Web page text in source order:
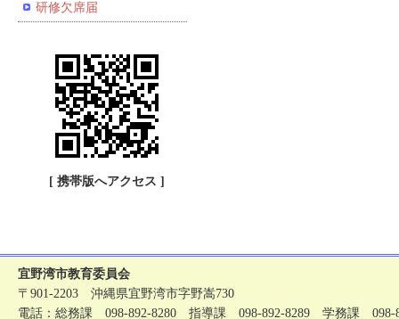
研修欠席届
[ 携帯版へアクセス ]
宜野湾市教育委員会
〒901-2203 沖縄県宜野湾市字野嵩730
電話：総務課 098-892-8280 指導課 098-892-8289 学務課 098-